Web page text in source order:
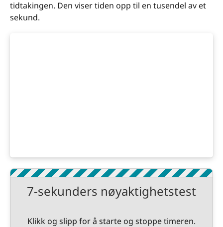
tidtakingen. Den viser tiden opp til en tusendel av et
sekund.
7-sekunders nøyaktighetstest
Klikk og slipp for å starte og stoppe timeren.